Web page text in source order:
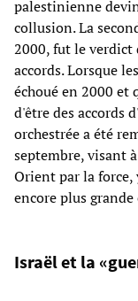
palestinienne
collusion. La
2000, fut le verdict
accords. Lorsque
échoué en 2000 et
d'être des accords
orchestrée a été
septembre, visant
Orient par la
encore plus
Israël et la